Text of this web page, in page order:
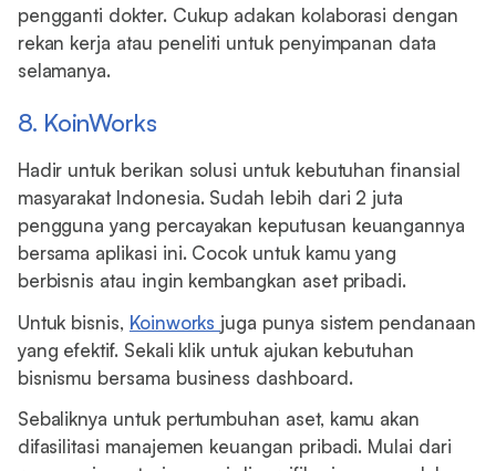
pengganti dokter. Cukup adakan kolaborasi dengan
rekan kerja atau peneliti untuk penyimpanan data
selamanya.
8. KoinWorks
Hadir untuk berikan solusi untuk kebutuhan finansial
masyarakat Indonesia. Sudah lebih dari 2 juta
pengguna yang percayakan keputusan keuangannya
bersama aplikasi ini. Cocok untuk kamu yang
berbisnis atau ingin kembangkan aset pribadi.
Untuk bisnis, Koinworks juga punya sistem pendanaan
yang efektif. Sekali klik untuk ajukan kebutuhan
bisnismu bersama business dashboard.
Sebaliknya untuk pertumbuhan aset, kamu akan
difasilitasi manajemen keuangan pribadi. Mulai dari